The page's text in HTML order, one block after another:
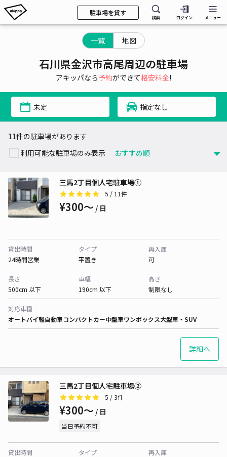
駐車場を貸す
検索 ログイン メニュー
一覧 地図
石川県金沢市高尾周辺の駐車場
アキッパなら予約ができて格安料金!
未定 指定なし
11件の駐車場があります
利用可能な駐車場のみ表示
三馬2丁目個人宅駐車場①
5 / 11件
¥300〜 / 日
貸出時間
24時間営業
タイプ
平置き
再入庫
可
長さ
500cm 以下
車幅
190cm 以下
高さ
制限なし
対応車種
オートバイ軽自動車コンパクトカー中型車ワンボックス大型車・SUV
詳細へ
三馬2丁目個人宅駐車場②
5 / 3件
¥300〜 / 日
当日予約不可
貸出時間
タイプ
再入庫